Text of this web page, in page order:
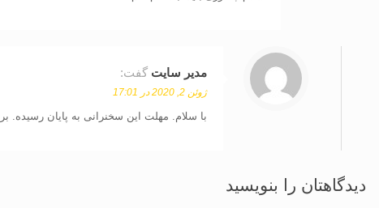
مدیر سایت گفت:
ژوئن 2, 2020 در 17:01
با سلام. مهلت این سخنرانی به پایان رسیده.
دیدگاهتان را بنویسید